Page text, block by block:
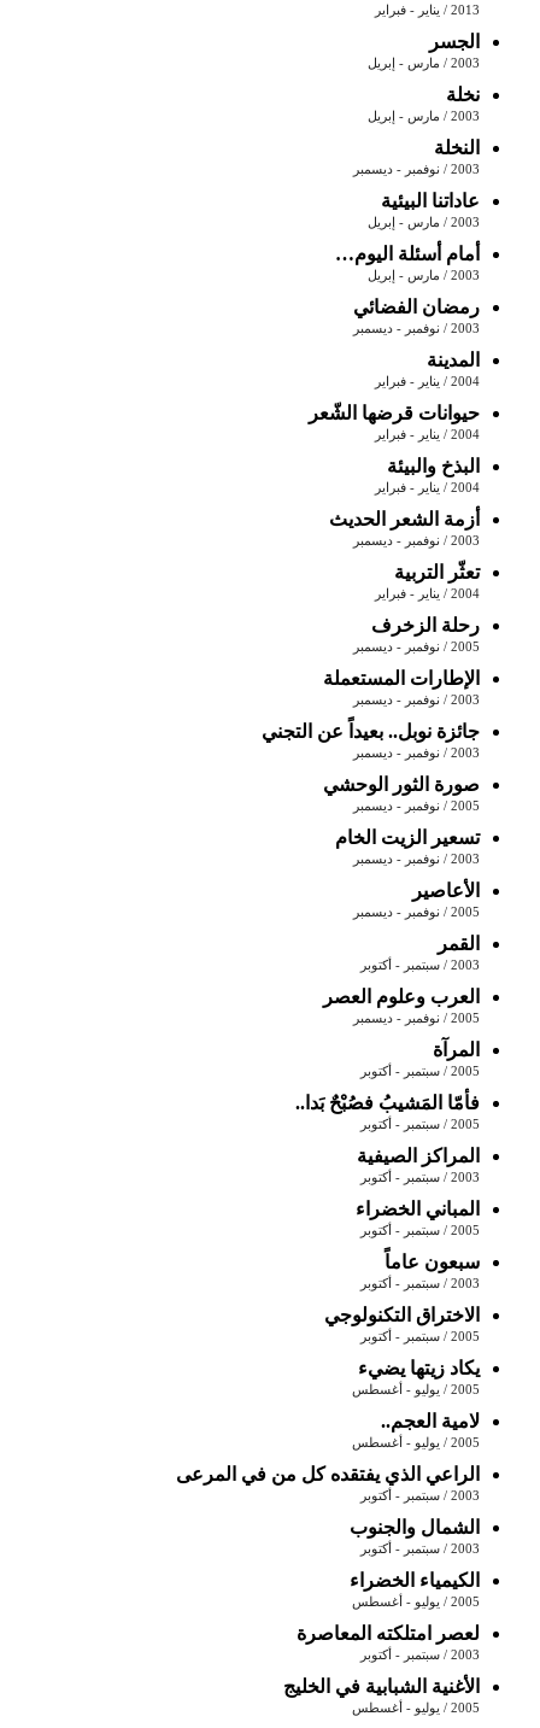
2013 / يناير - فبراير
الجسر
2003 / مارس - إبريل
نخلة
2003 / مارس - إبريل
النخلة
2003 / نوفمبر - ديسمبر
عاداتنا البيئية
2003 / مارس - إبريل
أمام أسئلة اليوم…
2003 / مارس - إبريل
رمضان الفضائي
2003 / نوفمبر - ديسمبر
المدينة
2004 / يناير - فبراير
حيوانات قرضها الشّعر
2004 / يناير - فبراير
البذخ والبيئة
2004 / يناير - فبراير
أزمة الشعر الحديث
2003 / نوفمبر - ديسمبر
تعثّر التربية
2004 / يناير - فبراير
رحلة الزخرف
2005 / نوفمبر - ديسمبر
الإطارات المستعملة
2003 / نوفمبر - ديسمبر
جائزة نوبل.. بعيداً عن التجني
2003 / نوفمبر - ديسمبر
صورة الثور الوحشي
2005 / نوفمبر - ديسمبر
تسعير الزيت الخام
2003 / نوفمبر - ديسمبر
الأعاصير
2005 / نوفمبر - ديسمبر
القمر
2003 / سبتمبر - أكتوبر
العرب وعلوم العصر
2005 / نوفمبر - ديسمبر
المرآة
2005 / سبتمبر - أكتوبر
فأمّا المَشيبُ فصُبْحٌ بَدا..
2005 / سبتمبر - أكتوبر
المراكز الصيفية
2003 / سبتمبر - أكتوبر
المباني الخضراء
2005 / سبتمبر - أكتوبر
سبعون عاماً
2003 / سبتمبر - أكتوبر
الاختراق التكنولوجي
2005 / سبتمبر - أكتوبر
يكاد زيتها يضيء
2005 / يوليو - أغسطس
لامية العجم..
2005 / يوليو - أغسطس
الراعي الذي يفتقده كل من في المرعى
2003 / سبتمبر - أكتوبر
الشمال والجنوب
2003 / سبتمبر - أكتوبر
الكيمياء الخضراء
2005 / يوليو - أغسطس
لعصر امتلكته المعاصرة
2003 / سبتمبر - أكتوبر
الأغنية الشبابية في الخليج
2005 / يوليو - أغسطس